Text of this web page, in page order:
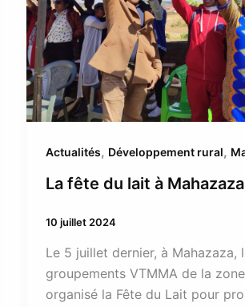
Actualités, Développement rural,
La fête du lait à Mahazaza
10 juillet 2024
Le 5 juillet dernier, à Mahazaza,
groupements VTMMA de la
organisé la Fête du Lait pour